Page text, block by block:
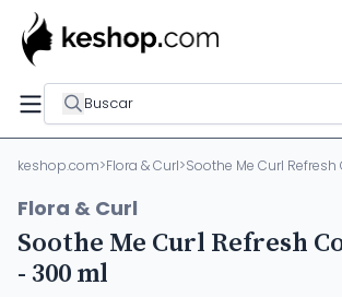
Buscar
keshop.com>Flora & Curl>Soothe Me Curl
Flora & Curl
Soothe Me Curl Refresh
- 300 ml